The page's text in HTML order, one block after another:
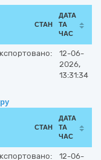
СТАН
ДАТА
ТА
ЧАС
12-06-
2026,
13:31:34
СТАН
ДАТА
ТА
ЧАС
12-06-